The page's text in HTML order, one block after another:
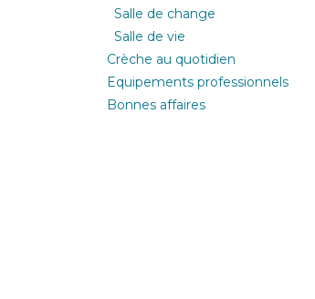
Salle de change
Salle de vie
Crèche au quotidien
Equipements professionnels
Bonnes affaires